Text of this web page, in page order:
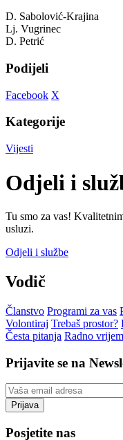
D. Sabolović-Krajina
Lj. Vugrinec
D. Petrić
Podijeli
Facebook X
Kategorije
Vijesti
Odjeli i
Tu smo za vas!
usluzi.
Odjeli i službe
Vodič
Članstvo Programi za vas
Volontiraj Trebaš prostor?
Česta pitanja Radno
Prijavite se na
Posjetite nas